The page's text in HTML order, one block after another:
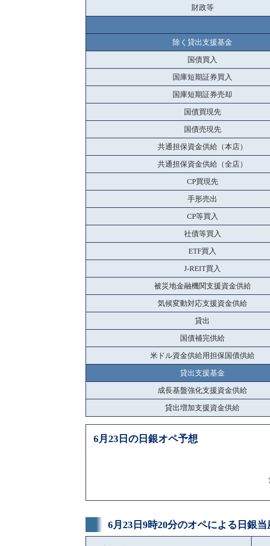
財政等
除く貸出支援基金
国債買入
国庫短期証券買入
国庫短期証券売却
国債買現先
国債売現先
共通担保資金供給（本店）
共通担保資金供給（全店）
CP買現先
手形売出
CP等買入
社債等買入
ETF買入
J-REIT買入
被災地金融機関支援資金供給
気候変動対応支援資金供給
貸出
国債補完供給
米ドル資金供給用担保国債供給
貸出支援基金
成長基盤強化支援資金供給
貸出増加支援資金供給
6月23日の日銀オペ予想
6月23日9時20分のオペによる日銀